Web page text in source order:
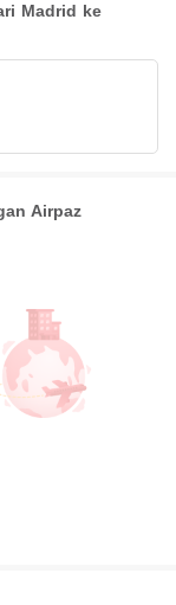
Madrid ke
Airpaz